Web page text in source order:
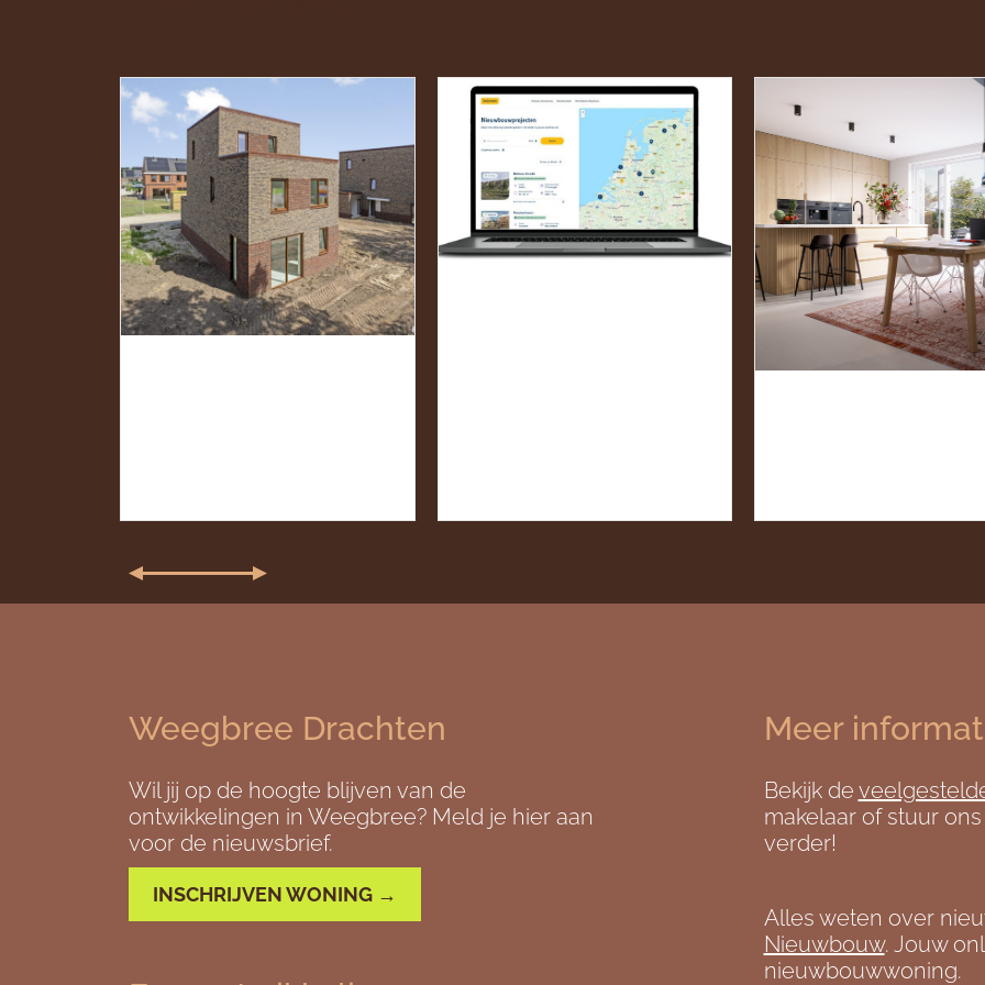
Weegbree Drachten
Wil jij op de hoogte blijven van de
ontwikkelingen in Weegbree? Meld je hier aan
voor de nieuwsbrief.
INSCHRIJVEN WONING →
Meer
Bekijk de
makelaar of stuur
verder!
Alles weten over
Nieuwbouw. Jouw
nieuwbouwwoning.